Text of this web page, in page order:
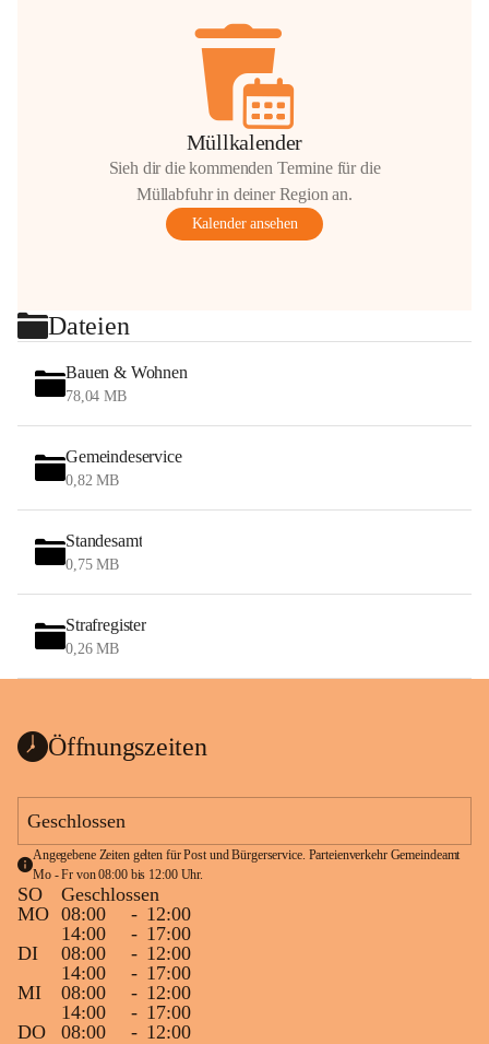
Müllkalender
Sieh dir die kommenden Termine für die
Müllabfuhr in deiner Region an.
Kalender ansehen
Dateien
Bauen & Wohnen
78,04 MB
Gemeindeservice
0,82 MB
Standesamt
0,75 MB
Strafregister
0,26 MB
Öffnungszeiten
Geschlossen
Angegebene Zeiten gelten für Post und Bürgerservice. Parteienverkehr Gemeindeamt
Mo - Fr von 08:00 bis 12:00 Uhr.
SO
Geschlossen
MO 08:00 - 12:00
14:00
- 17:00
DI
08:00 - 12:00
14:00
- 17:00
MI
08:00 - 12:00
14:00
- 17:00
DO
08:00 - 12:00